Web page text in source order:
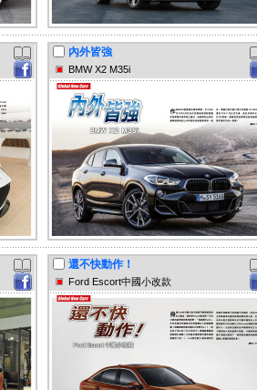
內外皆強
BMW X2 M35i
還不快動作！
Ford Escort中國小改款